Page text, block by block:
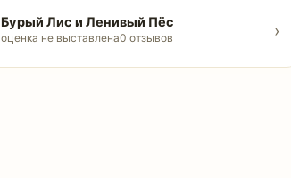
Бурый Лис и Ленивый Пёс
оценка не выставлена0 отзывов ›